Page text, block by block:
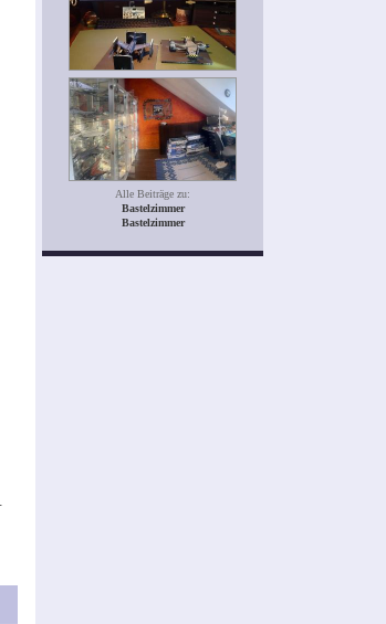
Alle Beiträge zu:
Bastelzimmer
Bastelzimmer